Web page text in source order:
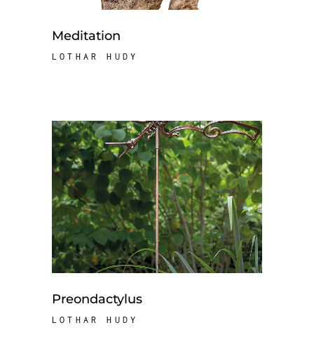
Meditation
LOTHAR HUDY
Preondactylus
LOTHAR HUDY